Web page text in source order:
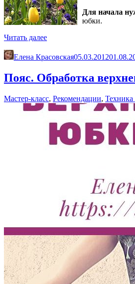
Для начала
юбки.
Читать далее«Обработка
юбки
и
окончательная
обработка»
Елена Красовская05.03.2012
Пояс. Обработка
Мастер-класс, Рекомендации,